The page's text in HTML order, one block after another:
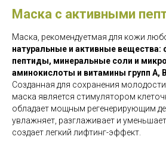
Маска с активными
Маска, рекомендуетмая для кожи
натуральные и активные вещества:
пептиды, минеральные соли и
аминокислоты и витамины групп А,
Созданная для сохранения
маска является стимулятором
обладает мощным регенерирующим
увлажняет, разглаживает и
создает легкий лифтинг-эффект.